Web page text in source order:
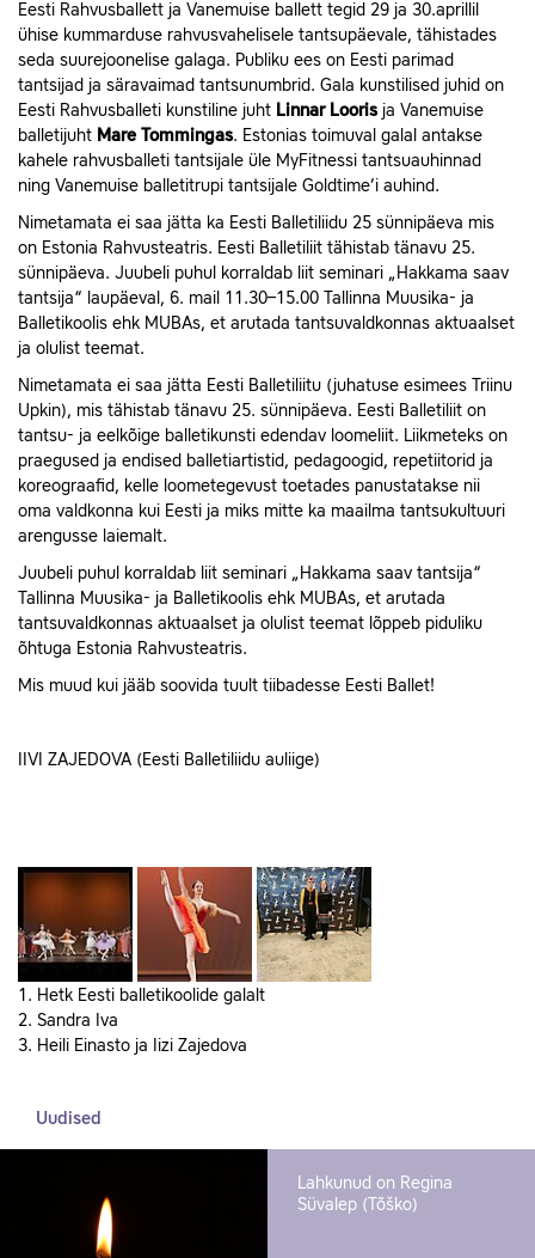
Eesti Rahvusballett ja Vanemuise ballett tegid 29 ja 30.aprillil
ühise kummarduse rahvusvahelisele tantsupäevale, tähistades
seda suurejoonelise galaga. Publiku ees on Eesti parimad
tantsijad ja säravaimad tantsunumbrid. Gala kunstilised juhid on
Eesti Rahvusballeti kunstiline juht Linnar Loorisja Vanemuise
balletijuht Mare Tommingas. Estonias toimuval galal antakse
kahele rahvusballeti tantsijale üle MyFitnessi tantsuauhinnad
ning Vanemuise balletitrupi tantsijale Goldtime’i auhind.
Nimetamata ei saa jätta ka Eesti Balletiliidu 25 sünnipäeva mis
on Estonia Rahvusteatris. Eesti Balletiliit tähistab tänavu 25.
sünnipäeva. Juubeli puhul korraldab liit seminari „Hakkama saav
tantsija“ laupäeval, 6. mail 11.30–15.00 Tallinna Muusika- ja
Balletikoolis ehk MUBAs, et arutada tantsuvaldkonnas aktuaalset
ja olulist teemat.
Nimetamata ei saa jätta Eesti Balletiliitu (juhatuse esimees Triinu
Upkin), mis tähistab tänavu 25. sünnipäeva. Eesti Balletiliit on
tantsu- ja eelkõige balletikunsti edendav loomeliit. Liikmeteks on
praegused ja endised balletiartistid, pedagoogid, repetiitorid ja
koreograafid, kelle loometegevust toetades panustatakse nii
oma valdkonna kui Eesti ja miks mitte ka maailma tantsukultuuri
arengusse laiemalt.
Juubeli puhul korraldab liit seminari „Hakkama saav tantsija“
Tallinna Muusika- ja Balletikoolis ehk MUBAs, et arutada
tantsuvaldkonnas aktuaalset ja olulist teemat lõppeb piduliku
õhtuga Estonia Rahvusteatris.
Mis muud kui jääb soovida tuult tiibadesse Eesti Ballet!
IIVI ZAJEDOVA (Eesti Balletiliidu auliige)
1. Hetk Eesti balletikoolide galalt
2. Sandra Iva
3. Heili Einasto ja Iizi Zajedova
Uudised
Lahkunud on Regina
Süvalep (Tõško)